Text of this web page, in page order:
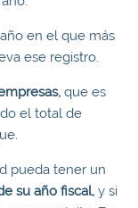
en el que más
ese registro.
que es
el total de
pueda tener un
su año fiscal, y si